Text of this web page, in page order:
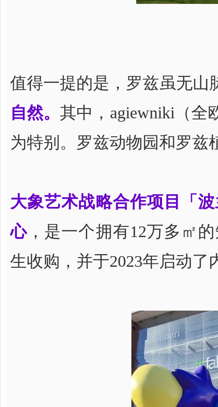
值得一提的是，罗兹虽无山
自然。其中，agiewniki（全
为特别。罗兹动物园和罗兹
大象艺术战略合作项目「
心，是一个拥有12万多㎡
生收购，并于2023年启动了